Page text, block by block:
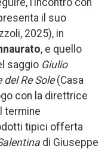
il suo
2025), in
, e quello
saggio Giulio
Re Sole (Casa
con la direttrice
termine
tipici offerta
di Giuseppe